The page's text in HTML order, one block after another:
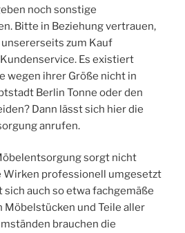
noch sonstige
Bitte in Beziehung vertrauen,
zum Kauf
Es existiert
wegen ihrer Größe nicht in
Berlin Tonne oder den
Dann lässt sich hier die
anrufen.
sorgt nicht
Wirken professionell umgesetzt
auch so etwa fachgemäße
und Teile aller
brauchen die